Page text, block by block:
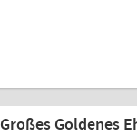
Großes Goldenes